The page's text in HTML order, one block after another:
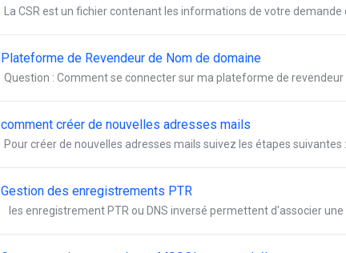
La CSR est un fichier contenant les informations de votre demande
Plateforme de Revendeur de Nom de domaine
Question : Comment se connecter sur ma plateforme de revendeur
comment créer de nouvelles adresses mails
Pour créer de nouvelles adresses mails suivez les étapes suivantes
Gestion des enregistrements PTR
les enregistrement PTR ou DNS inversé permettent d'associer une